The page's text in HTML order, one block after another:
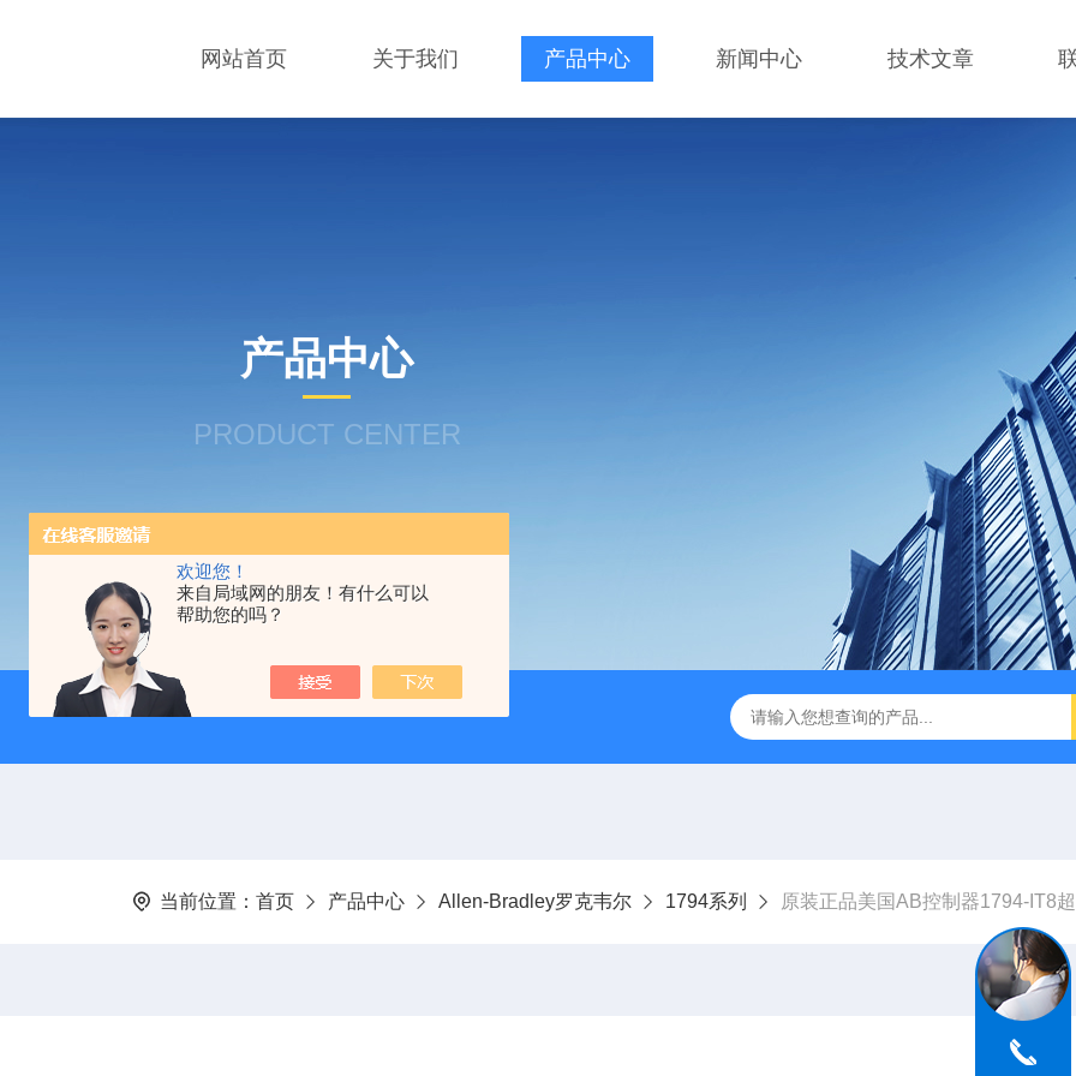
欢迎您！
来自局域网的朋友！有什么可以
帮助您的吗？
网站首页 关于我们 产品中心 新闻中心 技术文章
产品中心
PRODUCT CENTER
当前位置： 首页 产品中心 Allen-Bradley罗克韦尔 1794系列 原装正品美国AB控制器1794-IT8